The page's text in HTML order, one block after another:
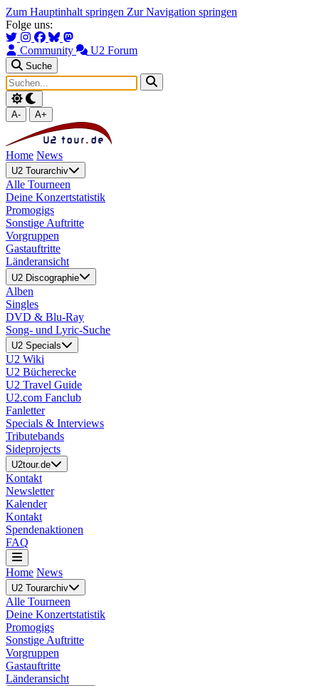
Zum Hauptinhalt springen Zur Navigation springen
Folge uns:
Community U2 Forum
Suche
A- A+
Home News
U2 Tourarchiv
Alle Tourneen
Deine Konzertstatistik
Promogigs
Sonstige Auftritte
Vorgruppen
Gastauftritte
Länderansicht
U2 Discographie
Alben
Singles
DVD & Blu-Ray
Song- und Lyric-Suche
U2 Specials
U2 Wiki
U2 Bücherecke
U2 Travel Guide
U2.com Fanclub
Fanletter
Specials & Interviews
Tributebands
Sideprojects
U2tour.de
Kontakt
Newsletter
Kalender
Kontakt
Spendenaktionen
FAQ
Home News
U2 Tourarchiv
Alle Tourneen
Deine Konzertstatistik
Promogigs
Sonstige Auftritte
Vorgruppen
Gastauftritte
Länderansicht